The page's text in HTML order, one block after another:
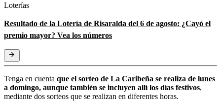
Loterías
Resultado de la Lotería de Risaralda del 6 de agosto: ¿Cayó el
premio mayor? Vea los números
Tenga en cuenta que el sorteo de La Caribeña se realiza de lunes
a domingo, aunque también se incluyen allí los días festivos,
mediante dos sorteos que se realizan en diferentes horas.